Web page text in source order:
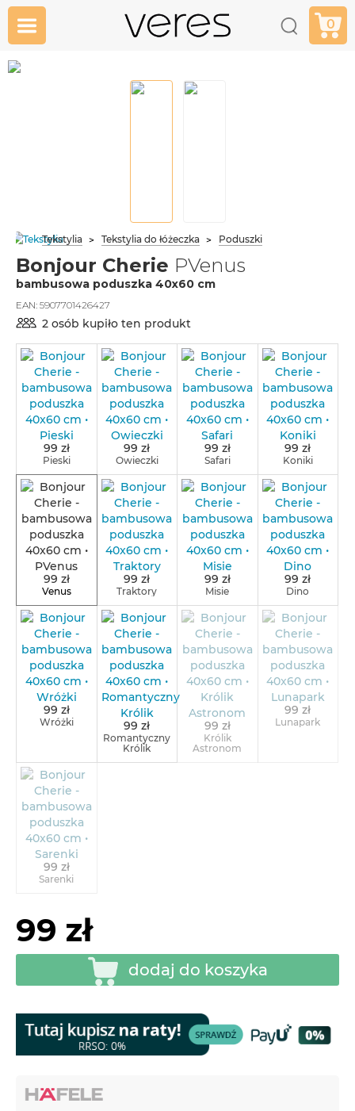
0
Tekstylia Tekstylia do łóżeczka Poduszki
Bonjour Cherie PVenus
bambusowa poduszka 40x60 cm
EAN: 5907701426427
2 osób kupiło ten produkt
99 zł
Pieski
99 zł
Owieczki
99 zł
Safari
99 zł
Koniki
99 zł
Venus
99 zł
Traktory
99 zł
Misie
99 zł
Dino
99 zł
Wróżki 99 zł
Romantyczny
Królik
99 zł
Królik
Astronom
99 zł
Lunapark
99 zł
Sarenki
99 zł
dodaj do koszyka